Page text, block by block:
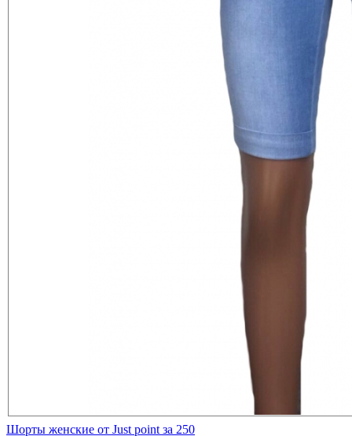
Шорты женские от Just point за 250